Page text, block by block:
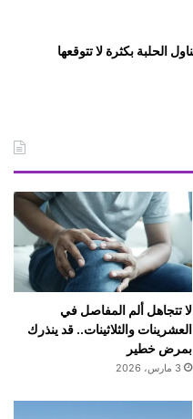
لا تتجاهل ألم المفاصل في
العشرينات والثلاثينات.. قد ينذرك
بمرض خطير
3 مارس، 2026